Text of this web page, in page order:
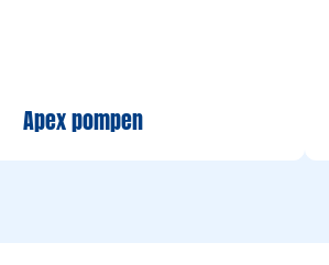
Apex pompen